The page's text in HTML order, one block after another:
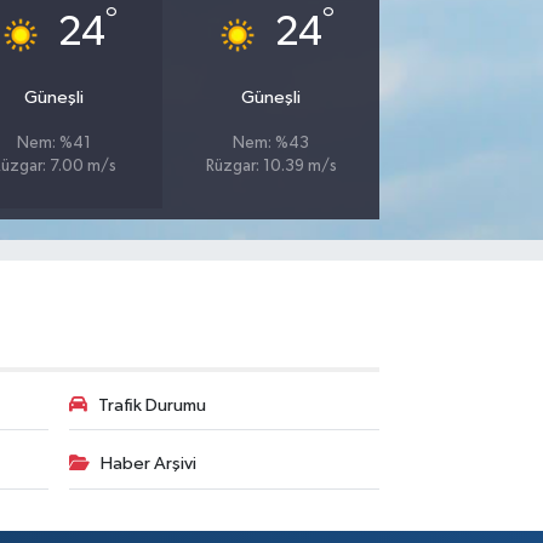
24°
Güneşli
Nem: %41
7.00 m/s
24°
Güneşli
Nem: %43
Rüzgar: 10.39 m/s
Trafik Durumu
Haber Arşivi